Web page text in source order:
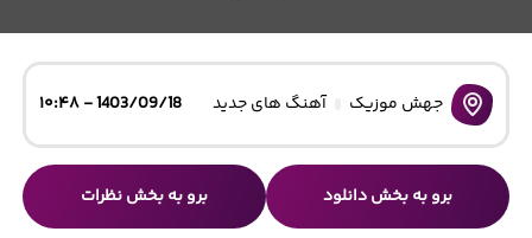
جهش موزیک آهنگ های جدید 1403/09/18 - ۱۰:۴۸
برو به بخش دانلود برو به بخش نظرات